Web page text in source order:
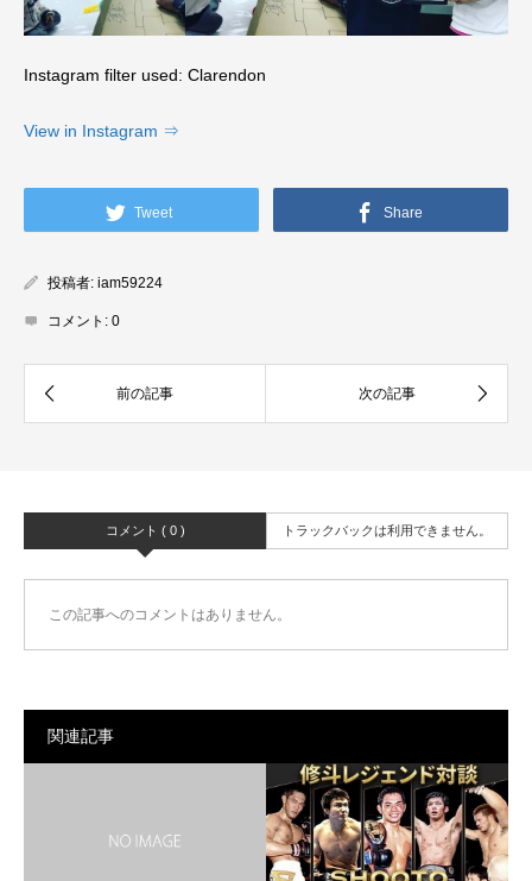
Instagram filter used: Clarendon
View in Instagram ⇒
Tweet Share
投稿者: iam59224
コメント: 0
コメント ( 0 ) トラックバックは利用できません。
この記事へのコメントはありません。
関連記事